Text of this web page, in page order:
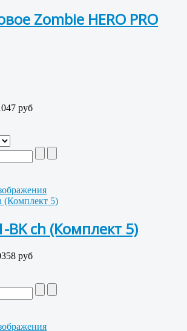
Zombie HERO PRO
руб
(Комплект 5)
BK ch (Комплект 5)
руб